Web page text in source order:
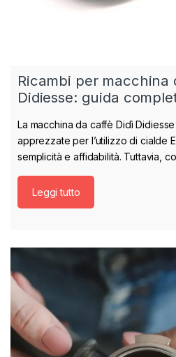
Ricambi per macchina
Didiesse: guida
La macchina da caffè Didì
apprezzate per l’utilizzo di cialde
semplicità e affidabilità. Tuttavia,
Leggi tutto